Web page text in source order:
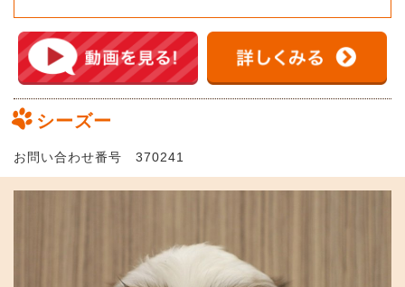
シーズー
お問い合わせ番号 370241